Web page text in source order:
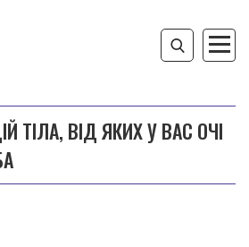
ТІЛА, ВІД ЯКИХ У ВАС ОЧІ